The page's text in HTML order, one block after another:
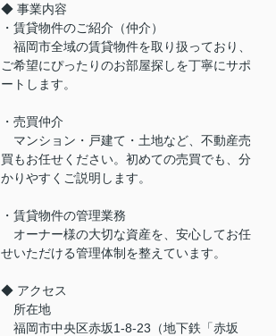
◆ 事業内容
・賃貸物件のご紹介（仲介）
福岡市全域の賃貸物件を取り扱っており、
ご希望にぴったりのお部屋探しを丁寧にサポ
ートします。
・売買仲介
マンション・戸建て・土地など、不動産売
買もお任せください。初めての売買でも、分
かりやすくご説明します。
・賃貸物件の管理業務
オーナー様の大切な資産を、安心してお任
せいただける管理体制を整えています。
◆ アクセス
所在地
福岡市中央区赤坂1-8-23（地下鉄「赤坂